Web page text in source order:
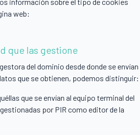
web:
que las gestione
del dominio desde donde se envían
que se obtienen, podemos distinguir:
que se envían al equipo terminal del
por PIR como editor de la